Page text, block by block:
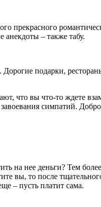
прекрасного
– также табу.
Дорогие подарки,
что вы что-то ждете
симпатий.
на нее деньги? Тем
вы, то после
– пусть платит сама.